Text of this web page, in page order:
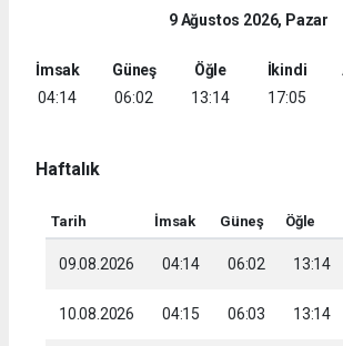
9 Ağustos 2026, Pazar
İmsak
04:14
Güneş
06:02
Öğle
13:14
İkindi
17:05
Haftalık
Tarih İmsak Güneş Öğle
09.08.2026 04:14 06:02 13:14
10.08.2026 04:15 06:03 13:14